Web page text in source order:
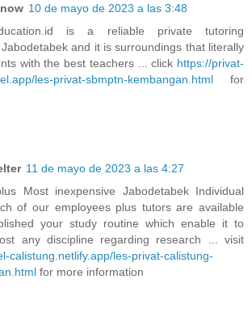
10 de mayo de 2023 a las 3:48
is a reliable private tutoring
and it is surroundings that literally
with the best teachers ... click https://privat-
les-privat-sbmptn-kembangan.html for
11 de mayo de 2023 a las 4:27
Most inexpensive Jabodetabek Individual
of our employees plus tutors are available
your study routine which enable it to
any discipline regarding research ... visit
calistung.netlify.app/les-privat-calistung-
for more information